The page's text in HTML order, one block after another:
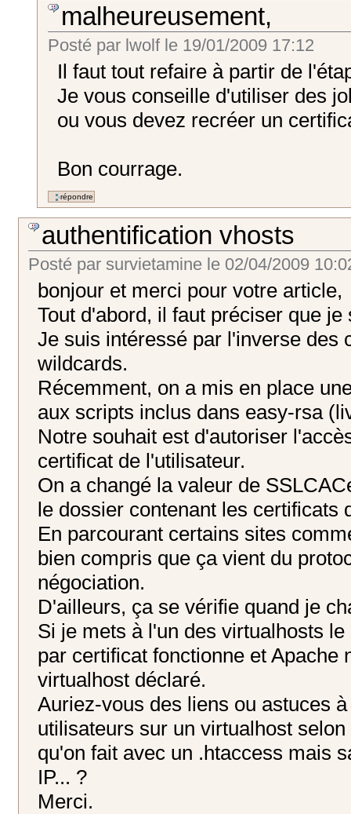
malheureusement,
Posté par lwolf le19/01/2009 17:12
Il faut tout refaire à partir de
Je vous conseille d'utiliser des
ou vous devez recréer un
Bon courrage.
authentification vhosts
Posté par survietamine le 02/04/2009
bonjour et merci pour votre article,
Tout d'abord, il faut préciser que
Je suis intéressé par l'inverse des
wildcards.
Récemment, on a mis en place
aux scripts inclus dans easy-rsa
Notre souhait est d'autoriser
certificat de l'utilisateur.
On a changé la valeur de
le dossier contenant les certificats
En parcourant certains sites
bien compris que ça vient du
négociation.
D'ailleurs, ça se vérifie quand je
Si je mets à l'un des virtualhosts
par certificat fonctionne et Apache
virtualhost déclaré.
Auriez-vous des liens ou astuces
utilisateurs sur un virtualhost
qu'on fait avec un .htaccess mais
IP... ?
Merci.